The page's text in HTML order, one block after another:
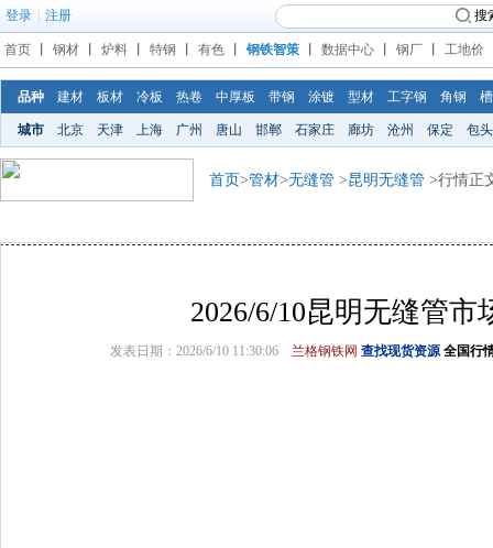
登录 注册 搜
首页 钢材 炉料 特钢 有色 钢铁智策 数据中心 钢厂 工地价
品种 建材 板材 冷板 热卷 中厚板 带钢 涂镀 型材 工字钢 角钢
城市 北京 天津 上海 广州 唐山 邯郸 石家庄 廊坊 沧州 保定 包头
首页>管材>无缝管 >昆明无缝管 >行情正
2026/6/10昆明无缝管市
发表日期：2026/6/10 11:30:06 兰格钢铁网 查找现货资源 全国行